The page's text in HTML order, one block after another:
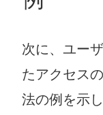
次に、ユー
たアクセス
法の例を示